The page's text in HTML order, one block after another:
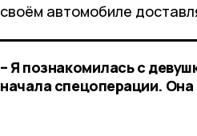
своём автомобиле
– Я познакомилась с
начала спецоперации. Она